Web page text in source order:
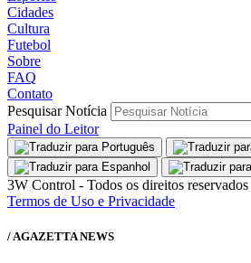
Cidades
Cultura
Futebol
Sobre
FAQ
Contato
Pesquisar Notícia
Painel do Leitor
3W Control - Todos os direitos reservados
Termos de Uso e Privacidade
/ AGAZETTA NEWS